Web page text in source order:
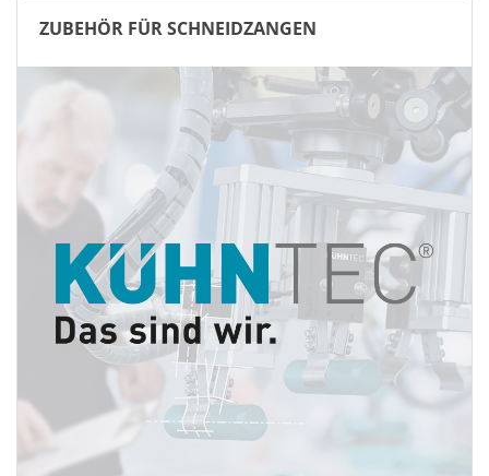
ZUBEHÖR FÜR SCHNEIDZANGEN